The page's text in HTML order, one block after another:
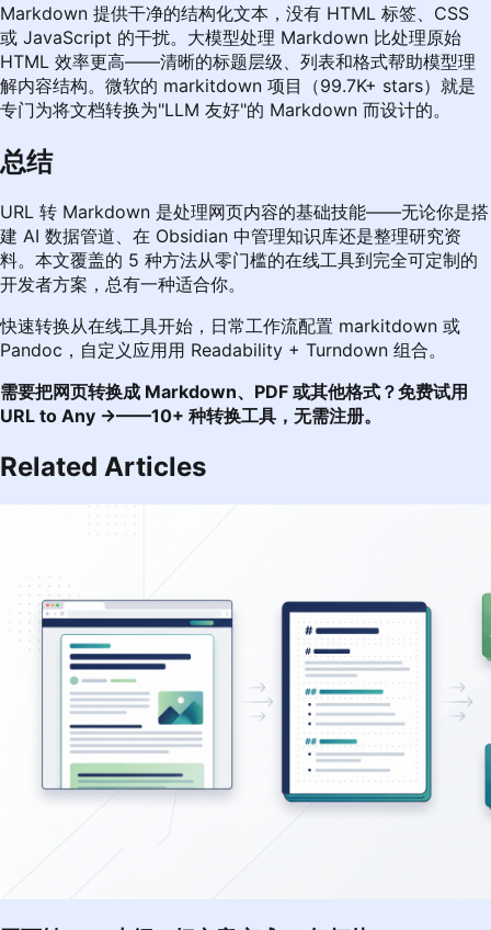
Markdown 提供干净的结构化文本，没有 HTML 标签、CSS
或 JavaScript 的干扰。大模型处理 Markdown 比处理原始
HTML 效率更高——清晰的标题层级、列表和格式帮助模型理
解内容结构。微软的 markitdown 项目（99.7K+ stars）就是
专门为将文档转换为"LLM 友好"的 Markdown 而设计的。
总结
URL 转 Markdown 是处理网页内容的基础技能——无论你是搭
建 AI 数据管道、在 Obsidian 中管理知识库还是整理研究资
料。本文覆盖的 5 种方法从零门槛的在线工具到完全可定制的
开发者方案，总有一种适合你。
快速转换从在线工具开始，日常工作流配置 markitdown 或
Pandoc，自定义应用用 Readability + Turndown 组合。
需要把网页转换成 Markdown、PDF 或其他格式？免费试用
URL to Any →——10+ 种转换工具，无需注册。
Related Articles